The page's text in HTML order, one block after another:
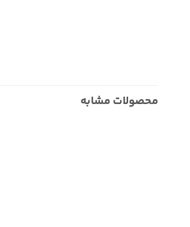
محصولات مشابه